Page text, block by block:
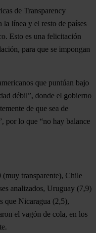
de Transparency
la línea y el resto de países
Esto es una felicitación
para que se impongan
que puntúan bajo
débil”, donde el gobierno
de que sea de
por lo que “no hay balance
(muy transparente), Chile
analizados, Uruguay (7,9)
que Nicaragua (2,5),
el vagón de cola, en los